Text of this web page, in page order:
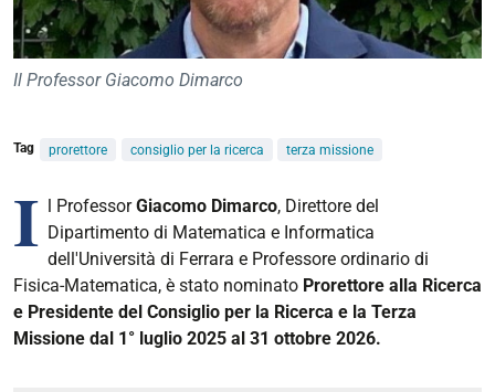
Il Professor Giacomo Dimarco
Tag prorettore consiglio per la ricerca terza missione
I l ProfessorGiacomo Dimarco, Direttore del
Dipartimento di Matematica e Informatica
dell'Università di Ferrara e Professore ordinario di
Fisica-Matematica, è stato nominato Prorettore alla Ricerca
e Presidente del Consiglio per la Ricerca e la Terza
Missione dal 1° luglio 2025 al 31 ottobre 2026.